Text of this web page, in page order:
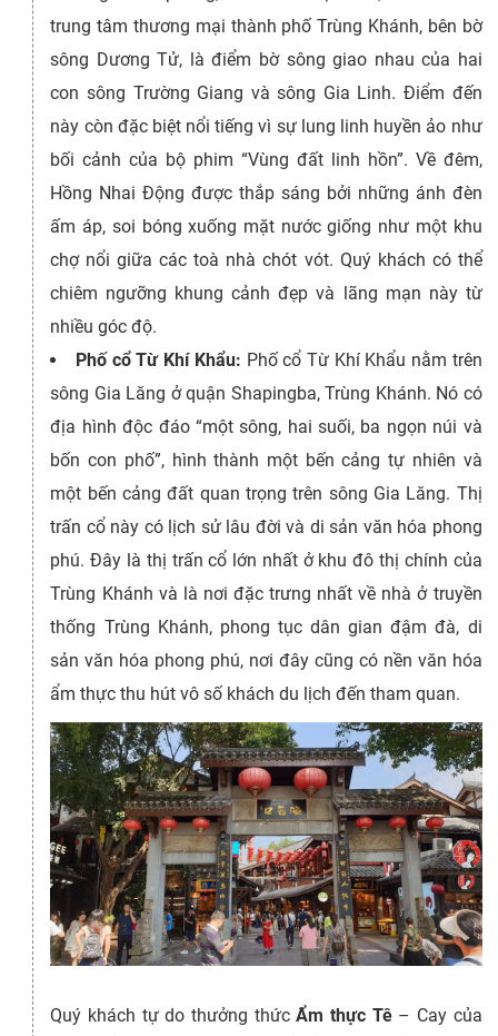
trung tâm thương mại thành phố Trùng Khánh, bên bờ
sông Dương Tử, là điểm bờ sông giao nhau của hai
con sông Trường Giang và sông Gia Linh. Điểm đến
này còn đặc biệt nổi tiếng vì sự lung linh huyền ảo như
bối cảnh của bộ phim “Vùng đất linh hồn”. Về đêm,
Hồng Nhai Động được thắp sáng bởi những ánh đèn
ấm áp, soi bóng xuống mặt nước giống như một khu
chợ nổi giữa các toà nhà chót vót. Quý khách có thể
chiêm ngưỡng khung cảnh đẹp và lãng mạn này từ
nhiều góc độ.
Phố cổ Từ Khí Khẩu: Phố cổ Từ Khí Khẩu nằm trên
sông Gia Lăng ở quận Shapingba, Trùng Khánh. Nó có
địa hình độc đáo “một sông, hai suối, ba ngọn núi và
bốn con phố”, hình thành một bến cảng tự nhiên và
một bến cảng đất quan trọng trên sông Gia Lăng. Thị
trấn cổ này có lịch sử lâu đời và di sản văn hóa phong
phú. Đây là thị trấn cổ lớn nhất ở khu đô thị chính của
Trùng Khánh và là nơi đặc trưng nhất về nhà ở truyền
thống Trùng Khánh, phong tục dân gian đậm đà, di
sản văn hóa phong phú, nơi đây cũng có nền văn hóa
ẩm thực thu hút vô số khách du lịch đến tham quan.
Quý khách tự do thưởng thứcẨm thực Tê – Cay của